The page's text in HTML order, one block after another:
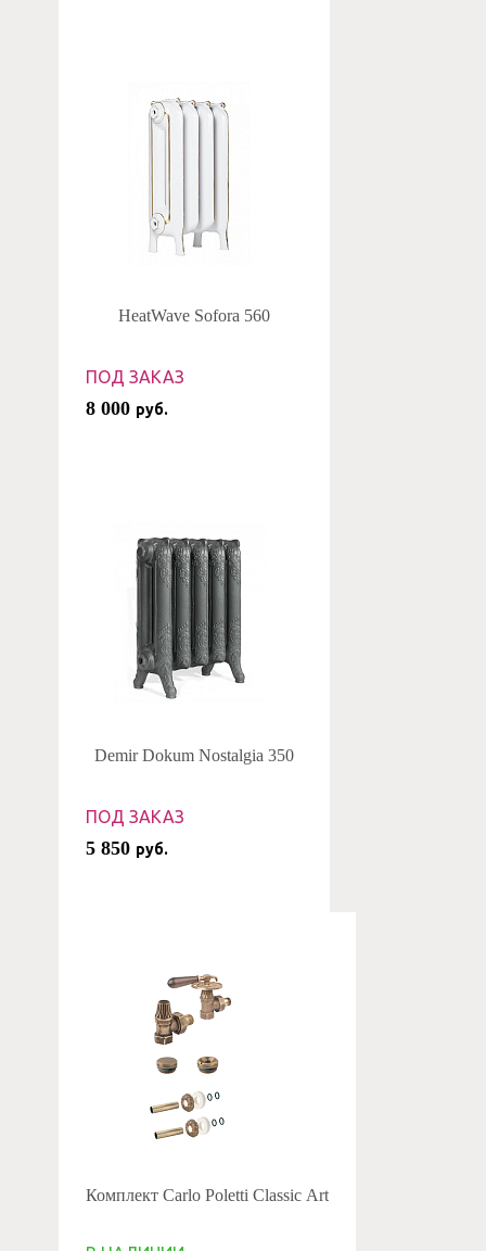
HeatWave Sofora 560
ПОД ЗАКАЗ
8 000 руб.
Demir Dokum Nostalgia 350
ПОД ЗАКАЗ
5 850 руб.
Комплект Carlo Poletti Classic Art